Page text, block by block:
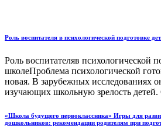
Роль воспитателя в психологической подготовке
Роль воспитателяв психологической
школеПроблема психологической
новая. В зарубежных исследованиях
изучающих школьную зрелость
«Школа будущего первоклассника» Игры для
дошкольников: рекомендации родителям при